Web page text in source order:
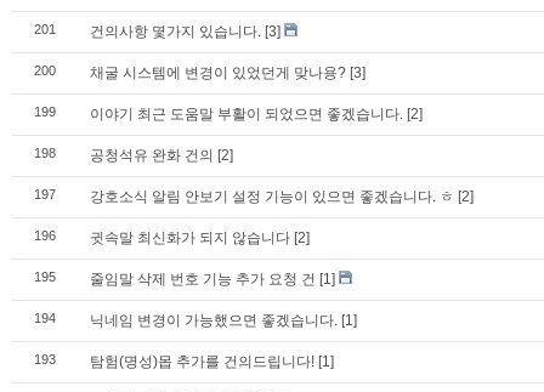
201 건의사항 몇가지 있습니다. [3]
200 채굴 시스템에 변경이 있었던게 맞나용? [3]
199 이야기 최근 도움말 부활이 되었으면 좋겠습니다. [2]
198 공청석유 완화 건의 [2]
197 강호소식 알림 안보기 설정 기능이 있으면 좋겠습니다. ㅎ [2]
196 귓속말 최신화가 되지 않습니다 [2]
195 줄임말 삭제 번호 기능 추가 요청 건 [1]
194 닉네임 변경이 가능했으면 좋겠습니다. [1]
193 탐험(명성)몹 추가를 건의드립니다! [1]